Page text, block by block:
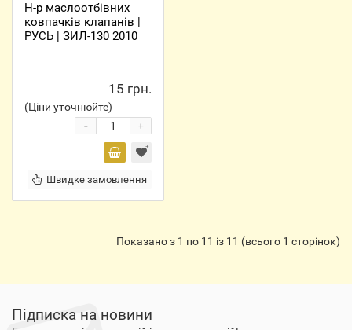
Н-р маслоотбівних
ковпачків клапанів |
РУСЬ | ЗИЛ-130 2010
15 грн.
(Ціни уточнюйте)
+
-
Швидке замовлення
Показано з 1 по 11 із 11 (всього 1 сторінок)
Підписка на новини